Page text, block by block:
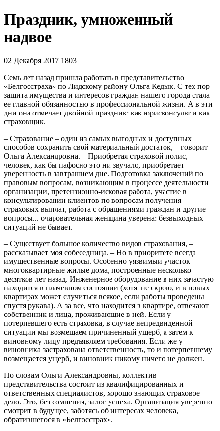
Праздник, умноженный
надвое
02 Декабря 2017 1803
Семь лет назад пришла работать в представительство
«Белгосстраха» по Лидскому району Ольга Кедык. С тех пор
защита имущества и интересов граждан нашего города стала
ее главной обязанностью в профессиональной жизни. А в эти
дни она отмечает двойной праздник: как юрисконсульт и как
страховщик.
– Страхование – один из самых выгодных и доступных
способов сохранить свой материальный достаток, – говорит
Ольга Александровна. – Приобретая страховой полис,
человек, как бы пафосно это ни звучало, приобретает
уверенность в завтрашнем дне. Подготовка заключений по
правовым вопросам, возникающим в процессе деятельности
организации, претензионно-исковая работа, участие в
консультировании клиентов по вопросам получения
страховых выплат, работа с обращениями граждан и другие
вопросы... очаровательная женщина уверена: безвыходных
ситуаций не бывает.
– Существует большое количество видов страхования, –
рассказывает моя собеседница. – Но в приоритете всегда
имущественные вопросы. Особенно уязвимый участок –
многоквартирные жилые дома, построенные несколько
десятков лет назад. Инженерное оборудование в них зачастую
находится в плачевном состоянии (хотя, не скрою, и в новых
квартирах может случиться всякое, если работы проведены
спустя рукава). А за все, что находится в квартире, отвечают
собственник и лица, проживающие в ней. Если у
потерпевшего есть страховка, в случае непредвиденной
ситуации мы возмещаем причиненный ущерб, а затем к
виновному лицу предъявляем требования. Если же у
виновника застрахована ответственность, то и потерпевшему
возмещается ущерб, и виновник никому ничего не должен.
По словам Ольги Александровны, коллектив
представительства состоит из квалифицированных и
ответственных специалистов, хорошо знающих страховое
дело. Это, без сомнения, залог успеха. Организация уверенно
смотрит в будущее, заботясь об интересах человека,
обратившегося в «Белгосстрах».